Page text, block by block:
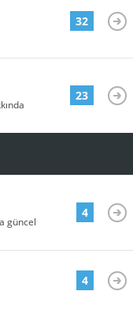
32
23
güncel
4
4